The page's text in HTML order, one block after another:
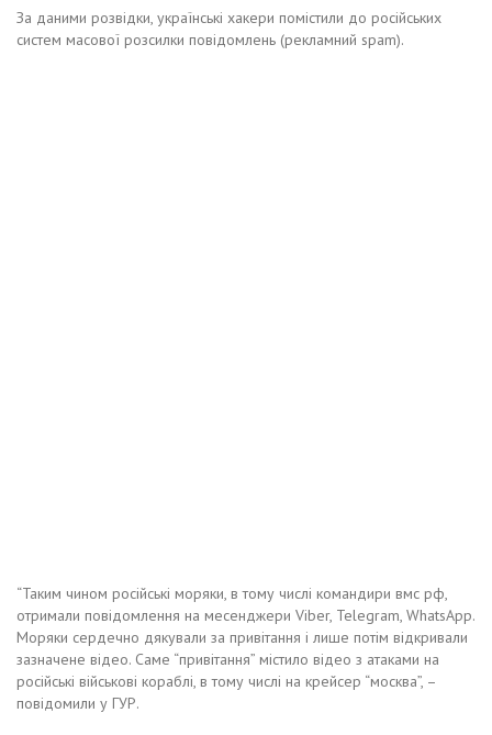
За даними розвідки, українські хакери помістили до російських
систем масової розсилки повідомлень (рекламний spam).
“Таким чином російські моряки, в тому числі командири вмс рф,
отримали повідомлення на месенджери Viber, Telegram, WhatsApp.
Моряки сердечно дякували за привітання і лише потім відкривали
зазначене відео. Саме “привітання” містило відео з атаками на
російські військові кораблі, в тому числі на крейсер “москва”, –
повідомили у ГУР.